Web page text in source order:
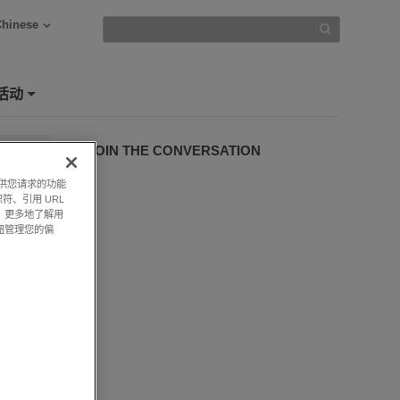
动
for
JOIN THE CONVERSATION
您请求的功能
、引用 URL
更多地了解用
管理您的偏